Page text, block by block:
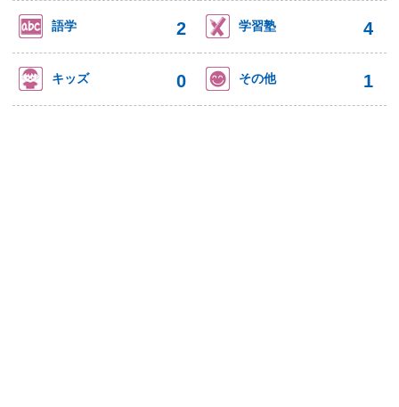
語学 2 学習塾 4
キッズ 0 その他 1